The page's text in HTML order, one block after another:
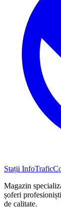
Stații InfoTrafic
Magazin
șoferi
de calitate.